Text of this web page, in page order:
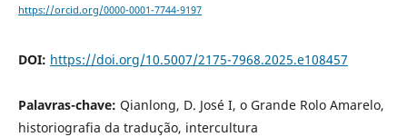
https://orcid.org/0000-0001-7744-9197
DOI: https://doi.org/10.5007/2175-7968.2025.e108457
Palavras-chave: Qianlong, D. José I, o Grande Rolo Amarelo,
historiografia da tradução, intercultura